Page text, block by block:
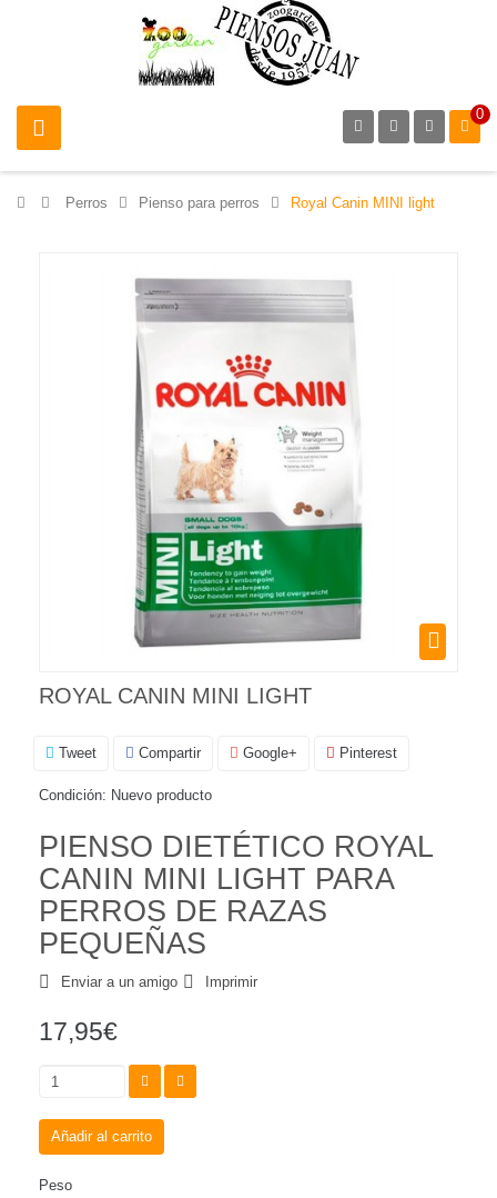
0
> Perros > Pienso para perros > Royal Canin MINI light
ROYAL CANIN MINI LIGHT
Tweet Compartir Google+ Pinterest
Condición: Nuevo producto
PIENSO DIETÉTICO ROYAL
CANIN MINI LIGHT PARA
PERROS DE RAZAS
PEQUEÑAS
Enviar a un amigo Imprimir
17,95€
Añadir al carrito
Peso